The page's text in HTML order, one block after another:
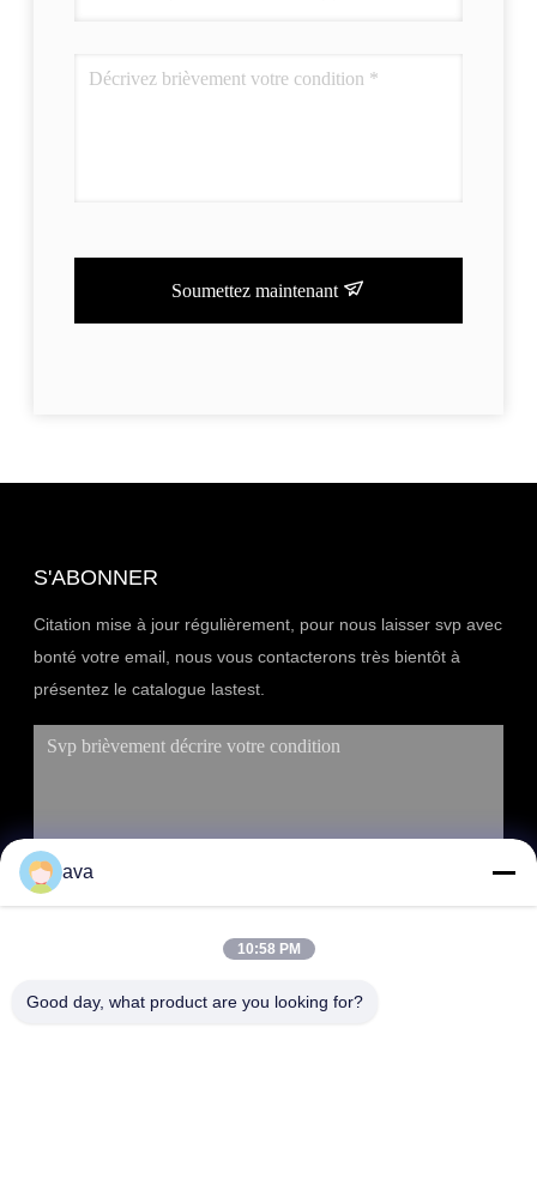
Soumettez maintenant
S'ABONNER
Citation mise à jour régulièrement, pour nous laisser svp avec
bonté votre email, nous vous contacterons très bientôt à
présentez le catalogue lastest.
ava
10:58 PM
Good day, what product are you looking for?